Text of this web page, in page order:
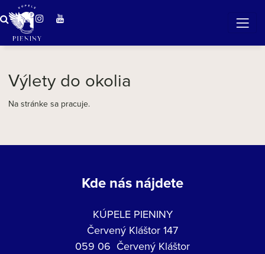
Výlety do okolia
Na stránke sa pracuje.
Kde nás nájdete
KÚPELE PIENINY
Červený Kláštor 147
059 06 Červený Kláštor